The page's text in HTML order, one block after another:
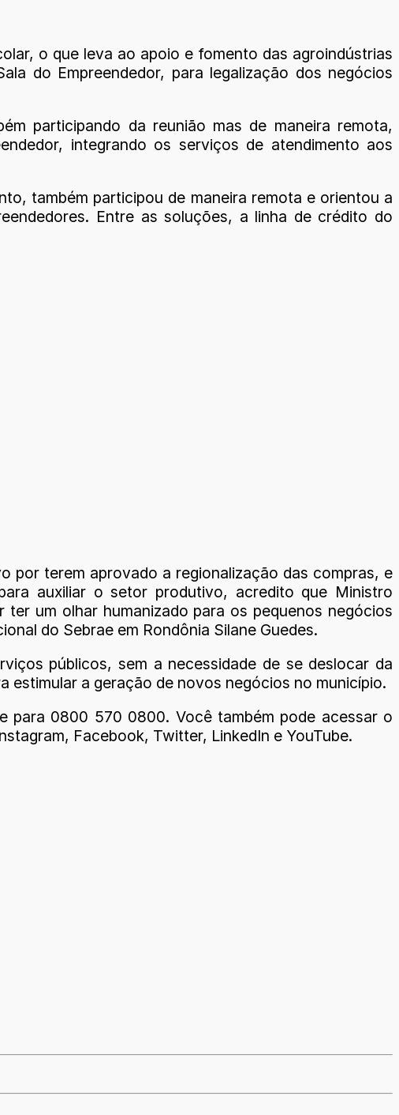
o que leva ao apoio e fomento das agroindústrias
do Empreendedor, para legalização dos negócios
participando da reunião mas de maneira remota,
integrando os serviços de atendimento aos
também participou de maneira remota e orientou a
Entre as soluções, a linha de crédito do
por terem aprovado a regionalização das compras, e
auxiliar o setor produtivo, acredito que Ministro
um olhar humanizado para os pequenos negócios
do Sebrae em Rondônia Silane Guedes.
públicos, sem a necessidade de se deslocar da
a geração de novos negócios no município.
para 0800 570 0800. Você também pode acessar o
Facebook, Twitter, LinkedIn e YouTube.